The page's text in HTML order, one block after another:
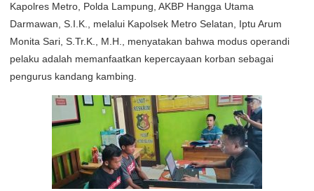
Kapolres Metro, Polda Lampung, AKBP Hangga Utama
Darmawan, S.I.K., melalui Kapolsek Metro Selatan, Iptu Arum
Monita Sari, S.Tr.K., M.H., menyatakan bahwa modus operandi
pelaku adalah memanfaatkan kepercayaan korban sebagai
pengurus kandang kambing.